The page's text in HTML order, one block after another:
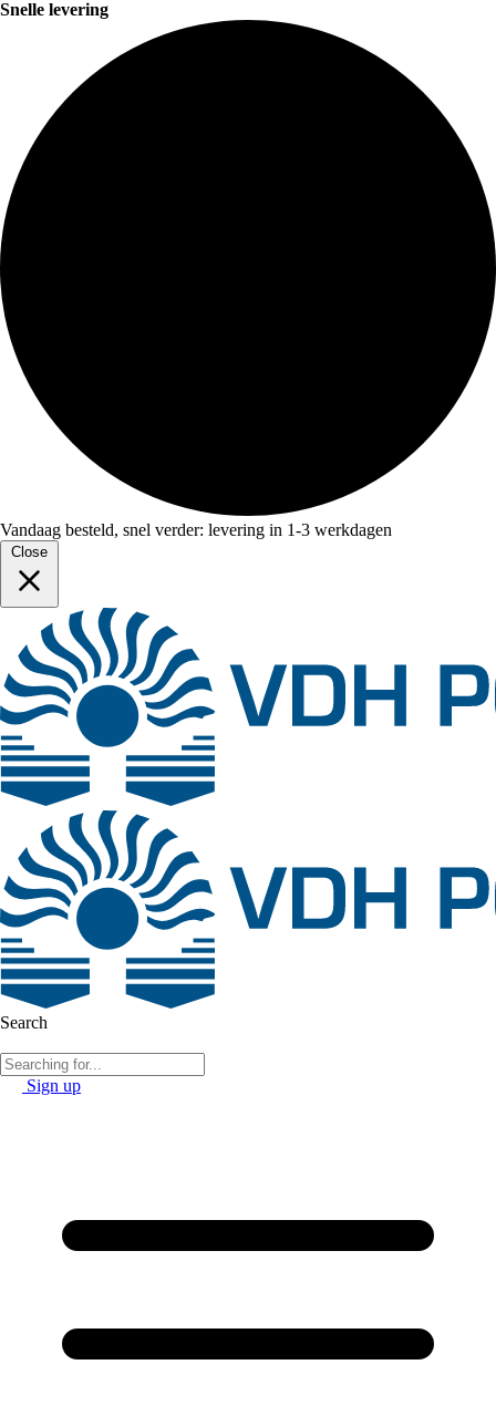
Snelle levering
Vandaag besteld, snel verder: levering in 1-3 werkdagen
Close
Search
Sign up